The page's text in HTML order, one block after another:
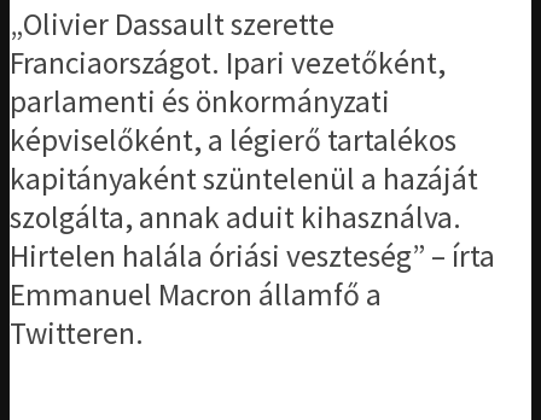
„Olivier Dassault szerette
Franciaországot. Ipari vezetőként,
parlamenti és önkormányzati
képviselőként, a légierő tartalékos
kapitányaként szüntelenül a hazáját
szolgálta, annak aduit kihasználva.
Hirtelen halála óriási veszteség” – írta
Emmanuel Macron államfő a
Twitteren.